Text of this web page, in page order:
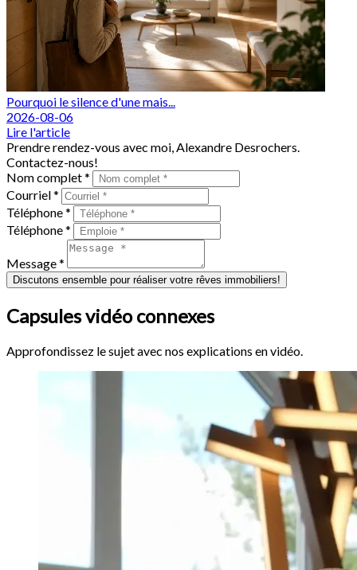
Pourquoi le silence d'une mais...
2026-08-06
Lire l'article
Prendre rendez-vous avec moi, Alexandre Desrochers.
Contactez-nous!
Nom complet *
Courriel *
Téléphone *
Téléphone *
Message *
Discutons ensemble pour réaliser votre rêves immobiliers!
Capsules vidéo connexes
Approfondissez le sujet avec nos explications en vidéo.